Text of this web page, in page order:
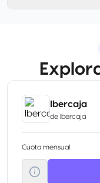
Ibercaja
de Ibercaja
Cuota mensual